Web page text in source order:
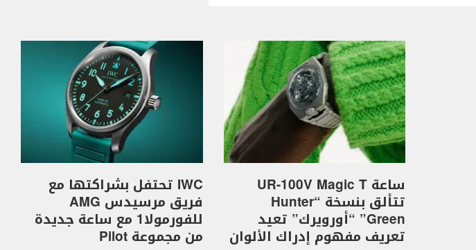
ساعة UR-100V Magic T
تتألق بنسخة “Hunter
Green” “أورويرك” تعيد
تعريف مفهوم إدراك الألوان
IWC تحتفل بشراكتها مع
فريق مرسيدس AMG
للفورمولا1 مع ساعة جديدة
من مجموعة Pilot